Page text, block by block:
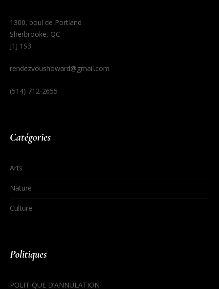
1300, boul de Portland
Sherbrooke, QC
J1J 1S3
rendezvoushoward@gmail.com
(514) 712-2655
Catégories
Arts
Nature
Culture
Politiques
POLITIQUE D’ANNULATION